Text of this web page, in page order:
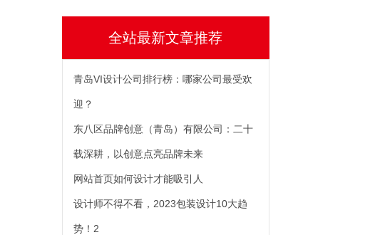
全站最新文章推荐
青岛VI设计公司排行榜：哪家公司最受欢
迎？
东八区品牌创意（青岛）有限公司：二十
载深耕，以创意点亮品牌未来
网站首页如何设计才能吸引人
设计师不得不看，2023包装设计10大趋
势！2